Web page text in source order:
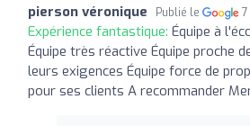
pierson véronique Publié le
Expérience fantastique: Équipe à
Équipe très réactive Équipe proche
leurs exigences Équipe force de
pour ses clients A recommander